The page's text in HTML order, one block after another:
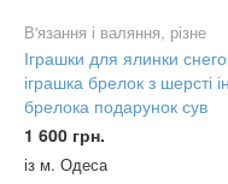
В'язання і валяння, різне
Іграшки для ялинки
іграшка брелок з шерсті
брелока подарунок сув
1 600 грн.
із м. Одеса